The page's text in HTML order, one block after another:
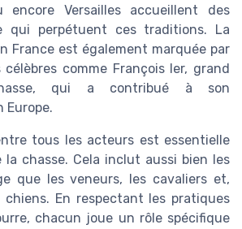
encore Versailles accueillent des
qui perpétuent ces traditions. La
France est également marquée par
comme François Ier, grand
qui a contribué à son
Europe.
tous les acteurs est essentielle
la chasse. Cela inclut aussi bien les
que les veneurs, les cavaliers et,
chiens. En respectant les pratiques
chacun joue un rôle spécifique